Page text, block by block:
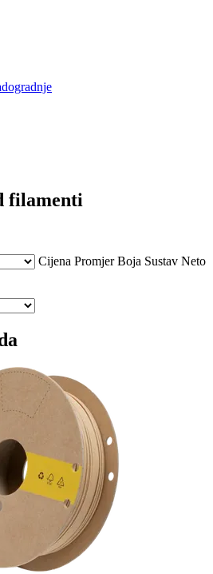
filamenti
Cijena Promjer Boja Sustav Neto